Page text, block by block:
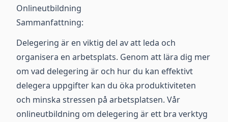
Onlineutbildning
Sammanfattning:
Delegering är en viktig del av att leda och
organisera en arbetsplats. Genom att lära dig mer
om vad delegering är och hur du kan effektivt
delegera uppgifter kan du öka produktiviteten
och minska stressen på arbetsplatsen. Vår
onlineutbildning om delegering är ett bra verktyg